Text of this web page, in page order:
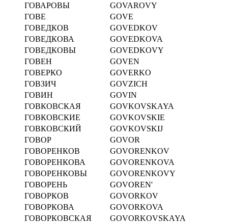
ГОВАРОВЫ
GOVAROVY
ГОВЕ
GOVE
ГОВЕДКОВ
GOVEDKOV
ГОВЕДКОВА
GOVEDKOVA
ГОВЕДКОВЫ
GOVEDKOVY
ГОВЕН
GOVEN
ГОВЕРКО
GOVERKO
ГОВЗИЧ
GOVZICH
ГОВИН
GOVIN
ГОВКОВСКАЯ
GOVKOVSKAYA
ГОВКОВСКИЕ
GOVKOVSKIE
ГОВКОВСКИЙ
GOVKOVSKIJ
ГОВОР
GOVOR
ГОВОРЕНКОВ
GOVORENKOV
ГОВОРЕНКОВА
GOVORENKOVA
ГОВОРЕНКОВЫ
GOVORENKOVY
ГОВОРЕНЬ
GOVOREN'
ГОВОРКОВ
GOVORKOV
ГОВОРКОВА
GOVORKOVA
ГОВОРКОВСКАЯ
GOVORKOVSKAYA